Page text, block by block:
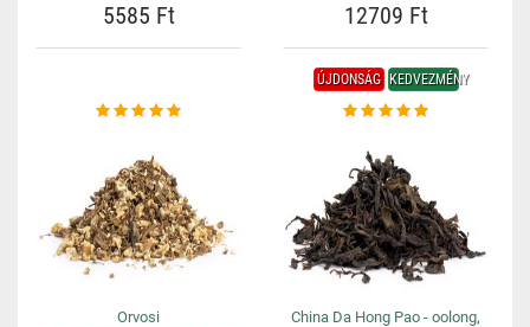
5585 Ft 12709 Ft
Orvosi
ÚJDONSÁG KEDVEZMÉNY
China Da Hong Pao - oolong,